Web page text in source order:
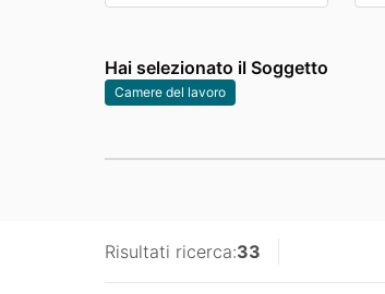
Hai selezionato il Soggetto
Camere del lavoro
Risultati ricerca:33